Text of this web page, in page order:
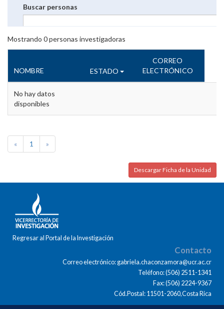
Buscar personas
Mostrando 0personas investigadoras
NOMBRE ESTADO
CORREO
ELECTRÓNICO
No hay datos
disponibles
« 1 »
Descargar Ficha de la Unidad
Regresar al Portal de la Investigación
Contacto
Correo electrónico: gabriela.chaconzamora@ucr.ac.cr
Teléfono: (506) 2511-1341
Fax: (506) 2224-9367
Cód.Postal: 11501-2060,Costa Rica